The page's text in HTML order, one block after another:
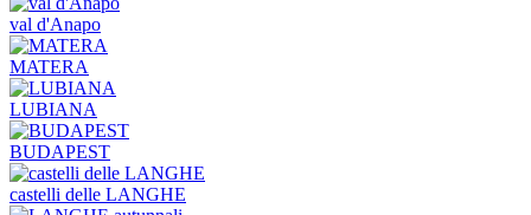
val d'Anapo
MATERA
LUBIANA
BUDAPEST
castelli delle LANGHE